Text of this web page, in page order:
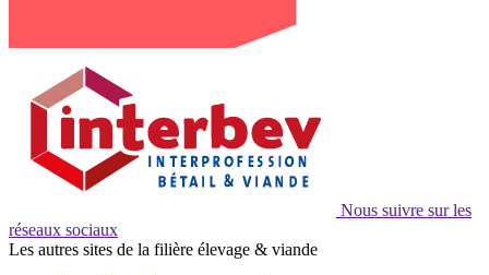
Nous suivre sur les
réseaux sociaux
Les autres sites de la filière élevage & viande